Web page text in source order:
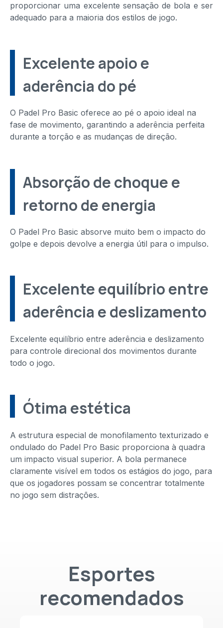
proporcionar uma excelente sensação de bola e ser
adequado para a maioria dos estilos de jogo.
Excelente apoio e
aderência do pé
O Padel Pro Basic oferece ao pé o apoio ideal na
fase de movimento, garantindo a aderência perfeita
durante a torção e as mudanças de direção.
Absorção de choque e
retorno de energia
O Padel Pro Basic absorve muito bem o impacto do
golpe e depois devolve a energia útil para o impulso.
Excelente equilíbrio entre
aderência e deslizamento
Excelente equilíbrio entre aderência e deslizamento
para controle direcional dos movimentos durante
todo o jogo.
Ótima estética
A estrutura especial de monofilamento texturizado e
ondulado do Padel Pro Basic proporciona à quadra
um impacto visual superior. A bola permanece
claramente visível em todos os estágios do jogo, para
que os jogadores possam se concentrar totalmente
no jogo sem distrações.
Esportes
recomendados